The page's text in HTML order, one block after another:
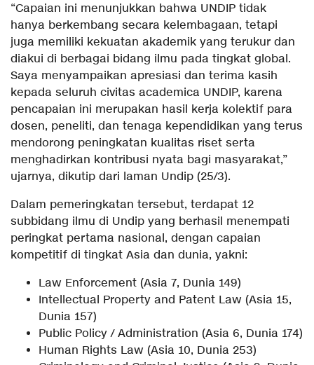
“Capaian ini menunjukkan bahwa UNDIP tidak
hanya berkembang secara kelembagaan, tetapi
juga memiliki kekuatan akademik yang terukur dan
diakui di berbagai bidang ilmu pada tingkat global.
Saya menyampaikan apresiasi dan terima kasih
kepada seluruh civitas academica UNDIP, karena
pencapaian ini merupakan hasil kerja kolektif para
dosen, peneliti, dan tenaga kependidikan yang terus
mendorong peningkatan kualitas riset serta
menghadirkan kontribusi nyata bagi masyarakat,”
ujarnya, dikutip dari laman Undip (25/3).
Dalam pemeringkatan tersebut, terdapat 12
subbidang ilmu di Undip yang berhasil menempati
peringkat pertama nasional, dengan capaian
kompetitif di tingkat Asia dan dunia, yakni:
Law Enforcement (Asia 7, Dunia 149)
Intellectual Property and Patent Law (Asia 15,
Dunia 157)
Public Policy / Administration (Asia 6, Dunia 174)
Human Rights Law (Asia 10, Dunia 253)